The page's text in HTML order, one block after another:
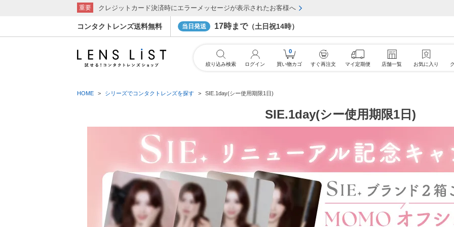
コンタクトレンズ送料無料 当日発送 17時まで（土日祝14時）
重要 クレジットカード決済時にエラーメッセージが表示されたお客様へ
HOME シリーズでコンタクトレンズを探す SIE.1day(シー使用期限1日)
SIE.1day(シー使用期限1日)
絞り込み検索 ログイン
0
買い物カゴ すぐ再注文 マイ定期便 店舗一覧 お気に入り